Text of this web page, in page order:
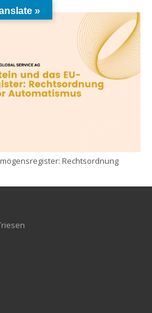
Rechtsordnung
»